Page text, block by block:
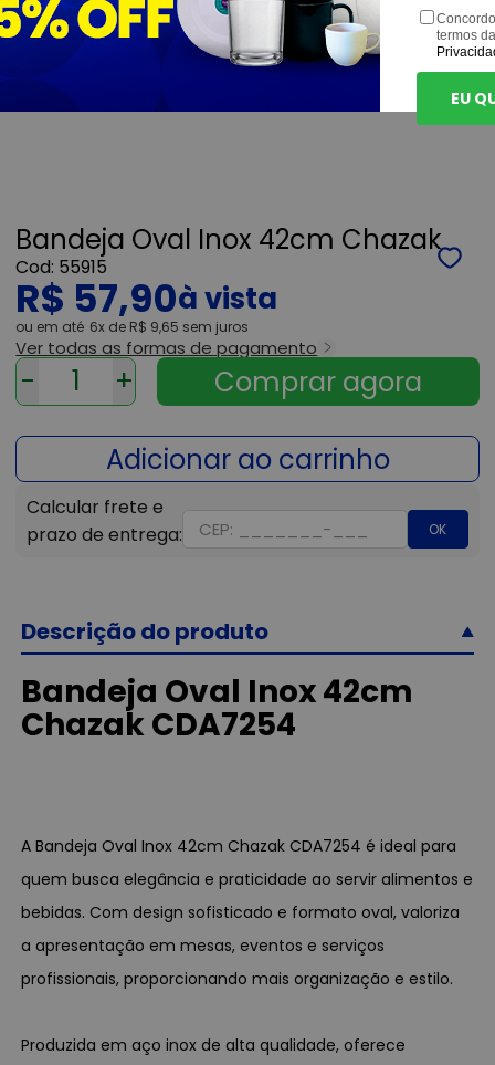
Bandeja Oval Inox 42cm Chazak
55915
R$ 57,90
ou 6x de R$ 9,65 sem juros
Ver todas as formas de pagamento
- +
OK
Descrição do produto
Bandeja Oval Inox 42cm
Chazak CDA7254
A Bandeja Oval Inox 42cm Chazak CDA7254 é ideal para
quem busca elegância e praticidade ao servir alimentos e
bebidas. Com design sofisticado e formato oval, valoriza
a apresentação em mesas, eventos e serviços
profissionais, proporcionando mais organização e estilo.
Produzida em aço inox de alta qualidade, oferece
termos
EU